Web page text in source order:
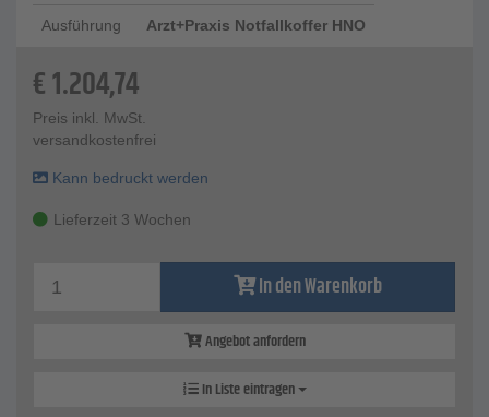
Ausführung Arzt+Praxis Notfallkoffer HNO
€1.204,74
Preis inkl. MwSt.
versandkostenfrei
Kann bedruckt werden
Lieferzeit 3 Wochen
In den Warenkorb
Angebot anfordern
In Liste eintragen